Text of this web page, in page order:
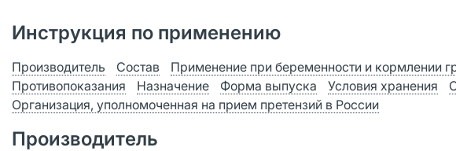
Инструкция по применению
Производитель Состав Применение при беременности и кормлении
Противопоказания
Назначение Форма выпуска Условия хранения
Организация, уполномоченная на прием претензий в России
Производитель